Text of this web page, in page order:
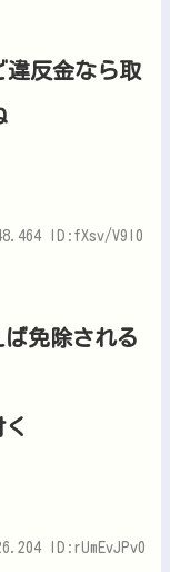
違反金なら取
ID:fXsv/V9I0
免除される
ID:rUmEvJPv0